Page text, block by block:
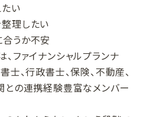
い
理したい
うか不安
ファイナンシャルプランナ
士、行政書士、保険、不動産、
との連携経験豊富なメンバー